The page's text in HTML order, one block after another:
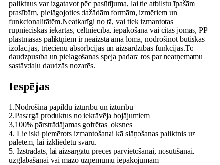
paliktņus var izgatavot pēc pasūtījuma, lai tie atbilstu īpašām
prasībām, pielāgojoties dažādām formām, izmēriem un
funkcionalitātēm.Neatkarīgi no tā, vai tiek izmantotas
rūpnieciskās iekārtas, celtniecība, iepakošana vai citās jomās, PP
plastmasas paliktņiem ir neaizstājama loma, nodrošinot būtiskas
izolācijas, triecienu absorbcijas un aizsardzības funkcijas.To
daudzpusība un pielāgošanās spēja padara tos par neatņemamu
sastāvdaļu daudzās nozarēs.
Iespējas
1.Nodrošina papildu izturību un izturību
2.Pasargā produktus no iekrāvēja bojājumiem
3,100% pārstrādājamas gofrētas loksnes
4. Lieliski piemērots izmantošanai kā slāņošanas paliktnis uz
paletēm, lai izkliedētu svaru.
5. Izstrādāts, lai aizsargātu preces pārvietošanai, nosūtīšanai,
uzglabāšanai vai mazo uzņēmumu iepakojumam